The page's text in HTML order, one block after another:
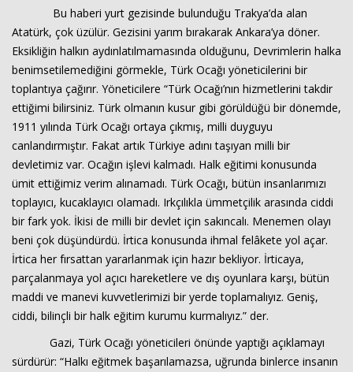
Bu haberi yurt gezisinde bulunduğu Trakya’da alan
Atatürk, çok üzülür. Gezisini yarım bırakarak Ankara’ya döner.
Eksikliğin halkın aydınlatılmamasında olduğunu, Devrimlerin halka
benimsetilemediğini görmekle, Türk Ocağı yöneticilerini bir
toplantıya çağırır. Yöneticilere “Türk Ocağı’nın hizmetlerini takdir
ettiğimi bilirsiniz. Türk olmanın kusur gibi görüldüğü bir dönemde,
1911 yılında Türk Ocağı ortaya çıkmış, milli duyguyu
canlandırmıştır. Fakat artık Türkiye adını taşıyan milli bir
devletimiz var. Ocağın işlevi kalmadı. Halk eğitimi konusunda
ümit ettiğimiz verim alınamadı. Türk Ocağı, bütün insanlarımızı
toplayıcı, kucaklayıcı olamadı. Irkçılıkla ümmetçilik arasında ciddi
bir fark yok. İkisi de milli bir devlet için sakıncalı. Menemen olayı
beni çok düşündürdü. İrtica konusunda ihmal felâkete yol açar.
İrtica her fırsattan yararlanmak için hazır bekliyor. İrticaya,
parçalanmaya yol açıcı hareketlere ve dış oyunlara karşı, bütün
maddi ve manevi kuvvetlerimizi bir yerde toplamalıyız. Geniş,
ciddi, bilinçli bir halk eğitim kurumu kurmalıyız.” der.
Gazi, Türk Ocağı yöneticileri önünde yaptığı açıklamayı
sürdürür: “Halkı eğitmek başarılamazsa, uğrunda binlerce insanın
İLETİŞİM